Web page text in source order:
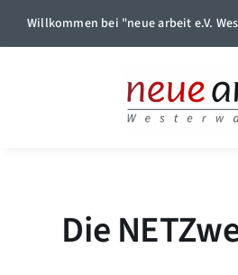
Skip
to
Willkommen bei "neue arbeit e.V.
Die